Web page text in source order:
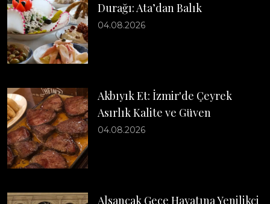
Durağı: Ata’dan Balık
04.08.2026
Akbıyık Et: İzmir'de Çeyrek
Asırlık Kalite ve Güven
04.08.2026
Alsancak Gece Hayatına Yenilikçi